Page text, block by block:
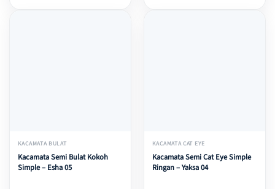
KACAMATA BULAT
Kacamata Semi Bulat Kokoh
Simple – Esha 05
KACAMATA CAT EYE
Kacamata Semi Cat Eye Simple
Ringan – Yaksa 04